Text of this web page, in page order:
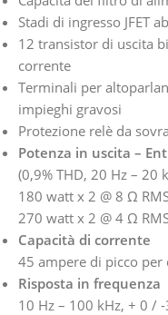
Stadi di ingresso JFET
12 transistor di uscita
corrente
Terminali per
impieghi gravosi
Protezione relè da
Potenza in uscita –
(0,9% THD, 20 Hz – 20
180 watt x 2 @ 8 Ω
270 watt x 2 @ 4 Ω
Capacità di corrente
45 ampere di picco per
Risposta in frequenza
10 Hz – 100 kHz, + 0 /